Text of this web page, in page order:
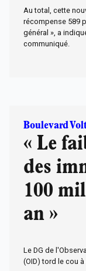
Au total, cette
récompense 589
général », a
communiqué.
Boulevard
« Le
des
100
an »
Le DG de
(OID) tord le cou